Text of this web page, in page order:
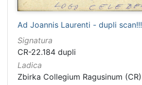
Ad Joannis Laurenti - dupli scan!!!
Signatura
CR-22.184 dupli
Ladica
Zbirka Collegium Ragusinum (CR)